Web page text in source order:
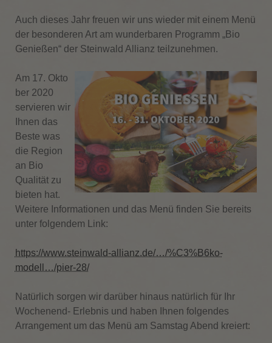
Auch dieses Jahr freuen wir uns wieder mit einem Menü
der besonderen Art am wunderbaren Programm „Bio
Genießen“ der Steinwald Allianz teilzunehmen.
Am 17. Okto
ber 2020
servieren wir
Ihnen das
Beste was
die Region
an Bio
Qualität zu
bieten hat.
Weitere Informationen und das Menü finden Sie bereits
unter folgendem Link:
https://www.steinwald-allianz.de/…/%C3%B6ko-
modell…/pier-28/
Natürlich sorgen wir darüber hinaus natürlich für Ihr
Wochenend- Erlebnis und haben Ihnen folgendes
Arrangement um das Menü am Samstag Abend kreiert: